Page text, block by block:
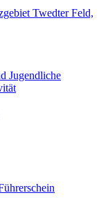
Twedter Feld,
Jugendliche